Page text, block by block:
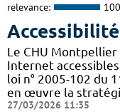
relevance:
Accessibilité
Le CHU
Internet
loi n° 2005-102 du
en œuvre la
27/03/2026 11:35